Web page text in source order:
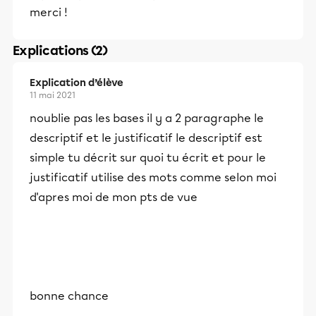
merci !
Explications (2)
Explication d’élève
11 mai 2021
noublie pas les bases il y a 2 paragraphe le
descriptif et le justificatif le descriptif est
simple tu décrit sur quoi tu écrit et pour le
justificatif utilise des mots comme selon moi
d'apres moi de mon pts de vue
bonne chance